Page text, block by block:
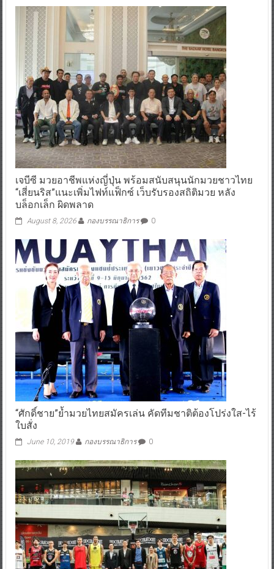
เจบีซี มวยอาชีพแห่งญี่ปุ่น พร้อมสนับสนุนนักมวยชาวไทย
“เสี่ยนริส”แนะเพิ่มไฟท์แฟ็กซ์ เว็บรับรองสถิติมวย หลัง
บล็อกเล็ก ผิดพลาด
August 8, 2026 กองบรรณาธิการ 0
“ศักดิ์ชาย”ย้ำมวยไทยสมัครเล่น คัดทีมชาติต้องโปร่งใส-ไร้
ใบสั่ง
June 10, 2019 กองบรรณาธิการ 0